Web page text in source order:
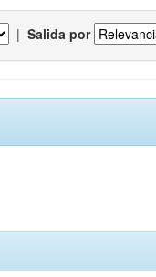
| Salida por